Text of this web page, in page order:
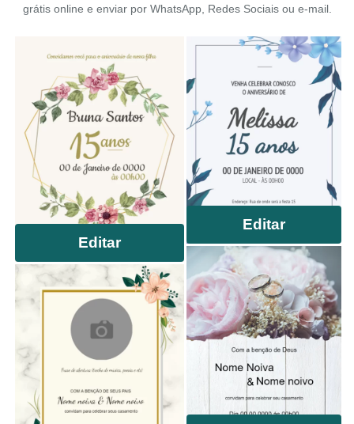
grátis online e enviar por WhatsApp, Redes Sociais ou e-mail.
Editar
Editar